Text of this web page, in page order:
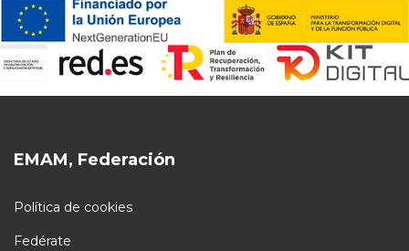
EMAM, Federación
Política de cookies
Fedérate